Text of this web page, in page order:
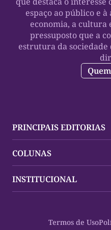
espaço ao público e
economia, a cultura
pressuposto que a
estrutura da
PRINCIPAIS EDITORIAS
Palmas
Mundo
Oportunidades
COLUNAS
Policial
Planeta Vivo
INSTITUCIONAL
Termos de Uso